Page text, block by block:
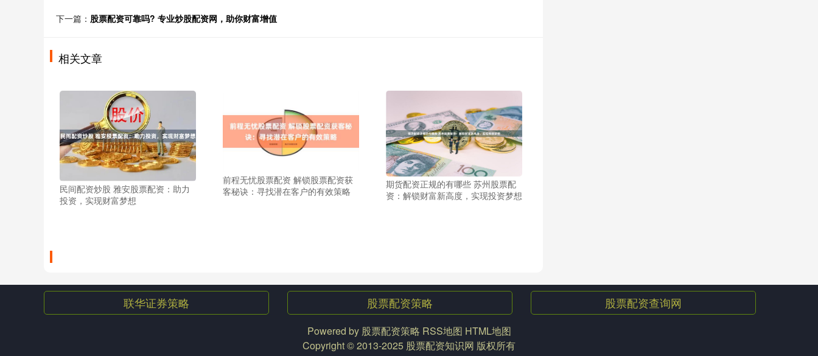
下一篇： 股票配资可靠吗? 专业炒股配资网，助你财富增值
相关文章
民间配资炒股 雅安股票配资：助力
投资，实现财富梦想
前程无忧股票配资 解锁股票配资获
客秘诀：寻找潜在客户的有效策略
期货配资正规的有哪些 苏州股票配
资：解锁财富新高度，实现投资梦想
联华证券策略 股票配资策略 股票配资查询网
Powered by 股票配资策略 RSS地图 HTML地图
Copyright© 2013-2025 股票配资知识网 版权所有